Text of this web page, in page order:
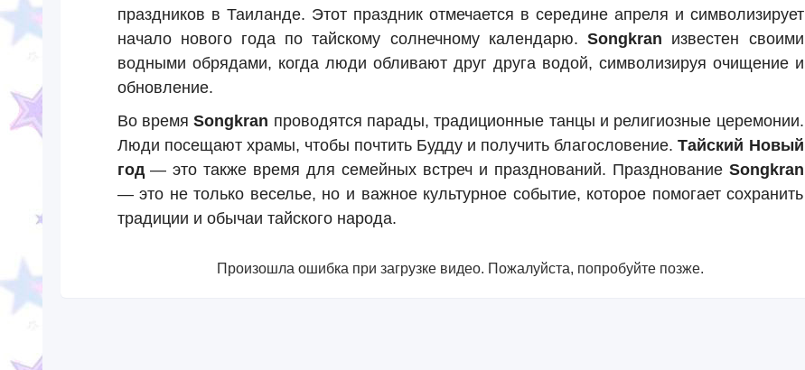
праздников в Таиланде. Этот праздник отмечается в середине апреля и символизирует
начало нового года по тайскому солнечному календарю.Songkran известен своими
водными обрядами, когда люди обливают друг друга водой, символизируя очищение и
обновление.
Во времяSongkran проводятся парады, традиционные танцы и религиозные церемонии.
Люди посещают храмы, чтобы почтить Будду и получить благословение.Тайский Новый
год— это также время для семейных встреч и празднований. Празднование Songkran
— это не только веселье, но и важное культурное событие, которое помогает сохранить
традиции и обычаи тайского народа.
Произошла ошибка при загрузке видео. Пожалуйста, попробуйте позже.